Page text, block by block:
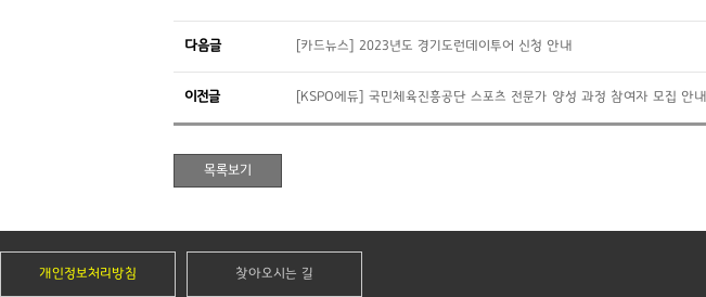
다음글 [카드뉴스] 2023년도 경기도런데이투어 신청 안내
이전글 [KSPO에듀] 국민체육진흥공단 스포츠 전문가 양성 과정 참여자 모집 안내
개인정보처리방침 찾아오시는 길